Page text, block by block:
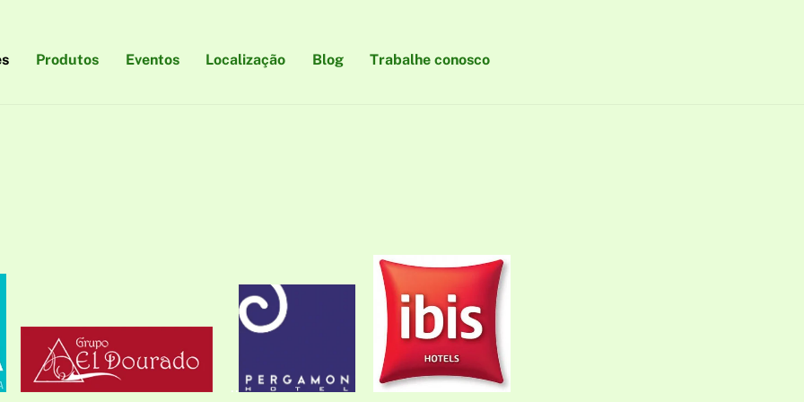
Produtos Eventos Localização Blog Trabalhe conosco
..